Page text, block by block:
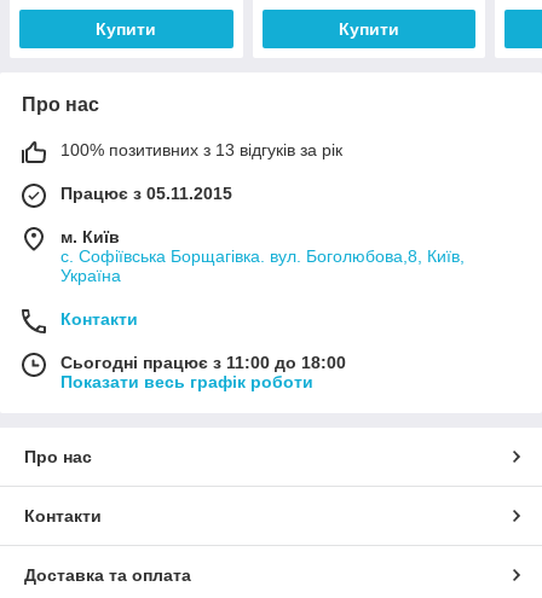
Купити Купити
Про нас
100% позитивних з 13 відгуків за рік
Працює з 05.11.2015
м. Київ
с. Софіївська Борщагівка. вул. Боголюбова,8, Київ,
Україна
Контакти
Сьогодні працює з 11:00 до 18:00
Показати весь графік роботи
Про нас
Контакти
Доставка та оплата